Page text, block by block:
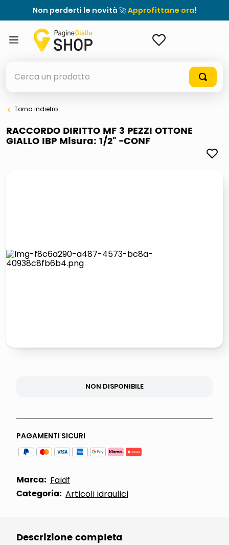
Non perderti le novità 🚀Approfittane ora!
elenchi telefonici
orologio parete
pattumiera raccolta differenziata
Torna indietro
RACCORDO DIRITTO MF 3 PEZZI OTTONE
GIALLO IBP Misura: 1/2" -CONF
NON DISPONIBILE
PAGAMENTI SICURI
Marca: Faidf
Categoria: Articoli idraulici
Descrizione completa